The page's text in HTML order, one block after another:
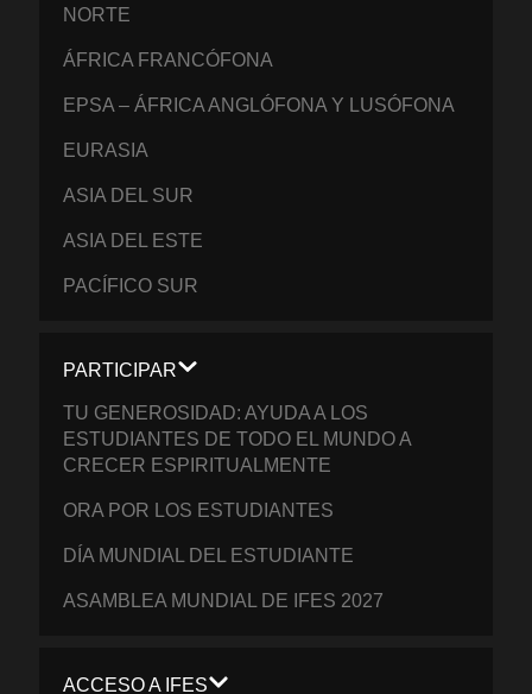
NORTE
ÁFRICA FRANCÓFONA
EPSA – ÁFRICA ANGLÓFONA Y LUSÓFONA
EURASIA
ASIA DEL SUR
ASIA DEL ESTE
PACÍFICO SUR
PARTICIPAR
TU GENEROSIDAD: AYUDA A LOS
ESTUDIANTES DE TODO EL MUNDO A
CRECER ESPIRITUALMENTE
ORA POR LOS ESTUDIANTES
DÍA MUNDIAL DEL ESTUDIANTE
ASAMBLEA MUNDIAL DE IFES 2027
ACCESO A IFES